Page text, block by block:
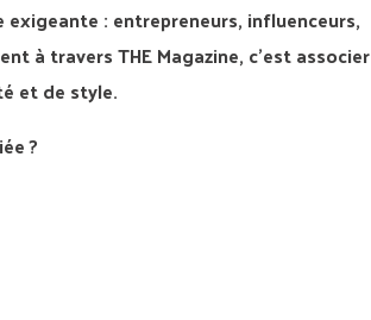
: entrepreneurs, influenceurs,
à travers THE Magazine, c’est associer
et de style.
?